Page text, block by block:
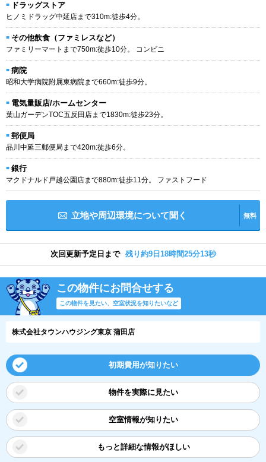
ドラッグストア
ヒノミドラッグ中延店まで310m:徒歩4分。
その他飲食（ファミレスなど）
ファミリーマートまで750m:徒歩10分。 コンビニ
病院
昭和大学病院附属東病院まで660m:徒歩9分。
電気量販店/ホームセンター
葉山ガーデンTOC五反田店まで1830m:徒歩23分。
郵便局
品川中延三郵便局まで420m:徒歩6分。
銀行
マクドナルド戸越公園店まで880m:徒歩11分。 ファストフード
立地や周辺環境について聞く 無料
次回更新予定日まで 残り約9日18時間25分13秒
この物件にお問合せする
この物件を見たい、空室状況を知りたいなど
株式会社タウンハウジング東京 蒲田店
初期費用が知りたい
物件を実際に見たい
空室情報が知りたい
もっと詳細な情報がほしい